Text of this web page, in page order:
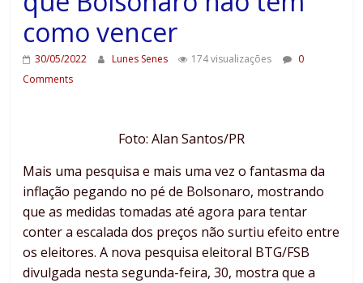
como vencer
30/05/2022 Lunes Senes 174 visualizações
0
Comments
Foto: Alan Santos/PR
Mais uma pesquisa e mais uma vez o fantasma da
inflação pegando no pé de Bolsonaro, mostrando
que as medidas tomadas até agora para tentar
conter a escalada dos preços não surtiu efeito entre
os eleitores. A nova pesquisa eleitoral BTG/FSB
divulgada nesta segunda-feira, 30, mostra que a